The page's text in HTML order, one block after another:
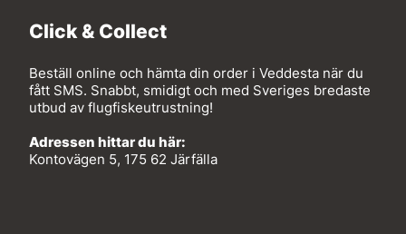
Click & Collect
Beställ online och hämta din order i Veddesta när du
fått SMS. Snabbt, smidigt och med Sveriges bredaste
utbud av flugfiskeutrustning!
Adressen hittar du här:
Kontovägen 5, 175 62 Järfälla